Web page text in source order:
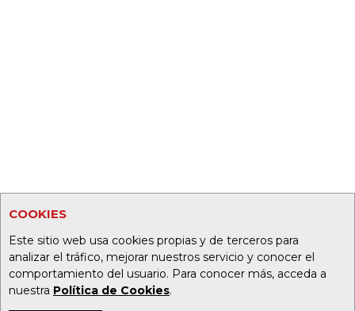
COOKIES
Este sitio web usa cookies propias y de terceros para
analizar el tráfico, mejorar nuestros servicio y conocer el
comportamiento del usuario. Para conocer más, acceda a
nuestra Política de Cookies.